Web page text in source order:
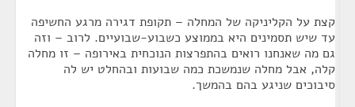
קצת על הקליניקה של המחלה – תקופת דגירה מרגע החשיפה
עד שיש תסמינים היא בממוצע כשבוע-שבועיים. לרוב – וזה
גם מה שאנחנו רואים בהתפרצות הנוכחית באירופה – זו מחלה
קלה, אבל מחלה שנמשכת כמה שבועות ובהחלט יש לה
סיבוכים שניגע בהם בהמשך.